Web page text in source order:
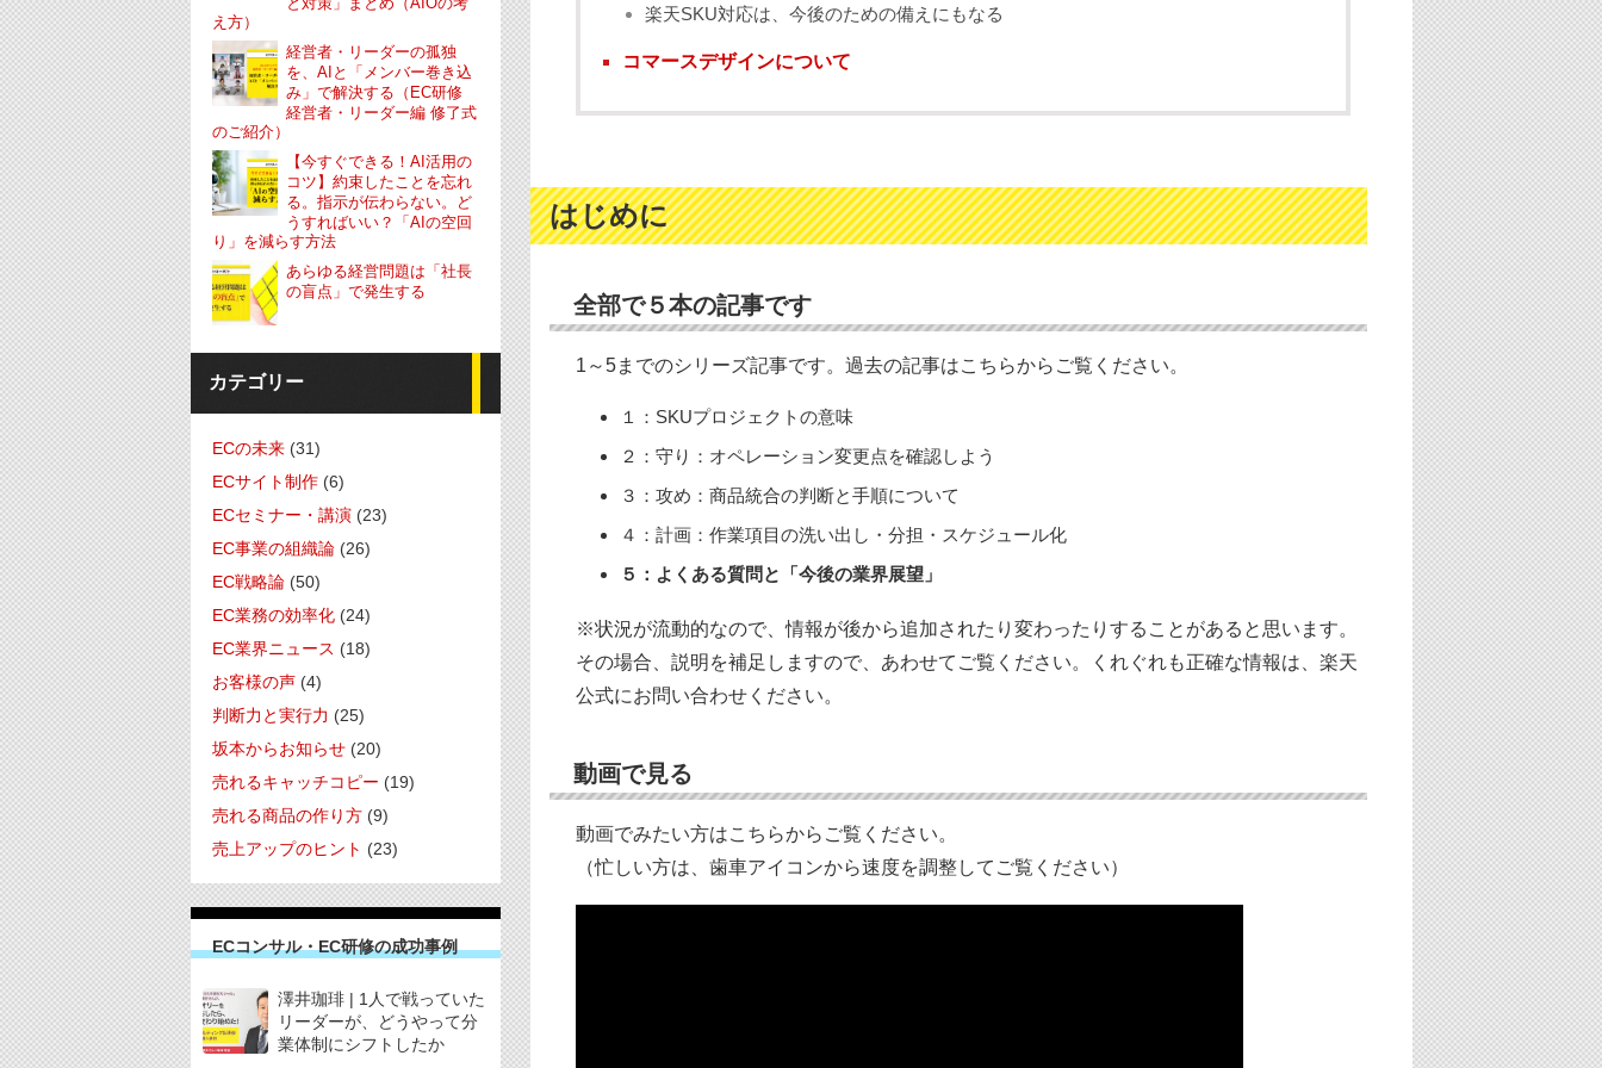
楽天SKU対応は、今後のための備えにもなる
コマースデザインについて
はじめに
全部で５本の記事です
1～5までのシリーズ記事です。過去の記事はこちらからご覧ください。
１：SKUプロジェクトの意味
２：守り：オペレーション変更点を確認しよう
３：攻め：商品統合の判断と手順について
４：計画：作業項目の洗い出し・分担・スケジュール化
５：よくある質問と「今後の業界展望」
※状況が流動的なので、情報が後から追加されたり変わったりすることがあると思います。
その場合、説明を補足しますので、あわせてご覧ください。くれぐれも正確な情報は、楽天
公式にお問い合わせください。
動画で見る
動画でみたい方はこちらからご覧ください。
（忙しい方は、歯車アイコンから速度を調整してご覧ください）
え方）
経営者・リーダーの孤独
を、AIと「メンバー巻き込
み」で解決する（EC研修
経営者・リーダー編 修了式
のご紹介）
【今すぐできる！AI活用の
コツ】約束したことを忘れ
る。指示が伝わらない。ど
うすればいい？「AIの空回
り」を減らす方法
あらゆる経営問題は「社長
の盲点」で発生する
カテゴリー
ECの未来(31)
ECサイト制作(6)
ECセミナー・講演(23)
EC事業の組織論(26)
EC戦略論(50)
EC業務の効率化(24)
EC業界ニュース (18)
お客様の声(4)
判断力と実行力 (25)
坂本からお知らせ(20)
売れるキャッチコピー (19)
売れる商品の作り方(9)
売上アップのヒント (23)
ECコンサル・EC研修の成功事例
澤井珈琲 | 1人で戦っていた
リーダーが、どうやって分
業体制にシフトしたか